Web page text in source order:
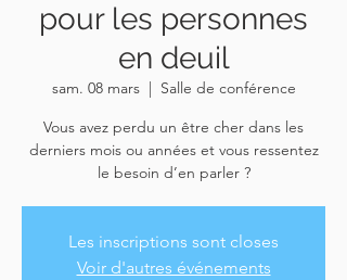
pour les personnes
en deuil
sam. 08 mars
  |
Salle de conférence
Vous avez perdu un être cher dans les
derniers mois ou années et vous ressentez
le besoin d’en parler ?
Les inscriptions sont closes
Voir d'autres événements